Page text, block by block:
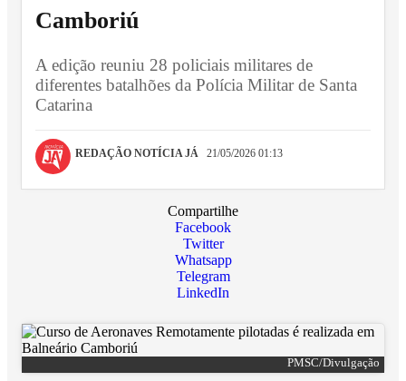
Camboriú
A edição reuniu 28 policiais militares de
diferentes batalhões da Polícia Militar de Santa
Catarina
REDAÇÃO NOTÍCIA JÁ 21/05/2026 01:13
Compartilhe
Facebook
Twitter
Whatsapp
Telegram
LinkedIn
PMSC/Divulgação